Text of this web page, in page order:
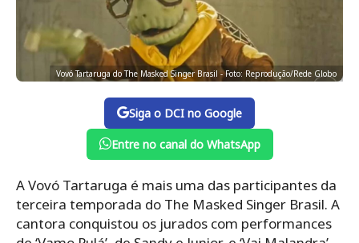
Vovó Tartaruga do The Masked Singer Brasil - Foto: Reprodução/Rede Globo
Siga o DCI no Google
Entre no canal do WhatsApp
A Vovó Tartaruga é mais uma das participantes da
terceira temporada do The Masked Singer Brasil. A
cantora conquistou os jurados com performances